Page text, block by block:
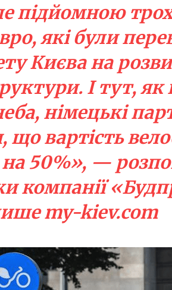
підйомною
які були
Києва на
І тут, як
німецькі
що вартість
на 50%», —
компанії
my-kiev.com